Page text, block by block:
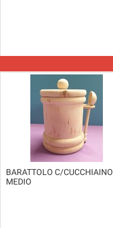
BARATTOLO C/CUCCHIAINO
MEDIO